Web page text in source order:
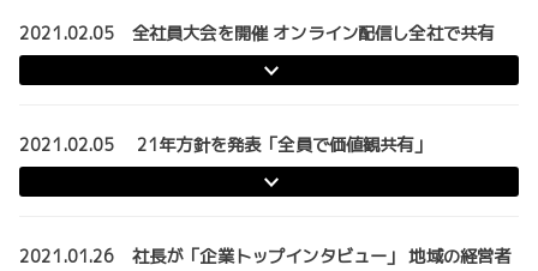
2021.02.05 全社員大会を開催 オンライン配信し全社で共有
2021.02.05 21年方針を発表「全員で価値観共有」
2021.01.26 社長が「企業トップインタビュー」 地域の経営者